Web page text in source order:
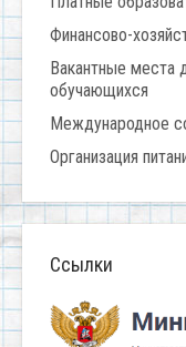
Финансово-
Вакантные места
обучающихся
Международное
Организация
Ссылки